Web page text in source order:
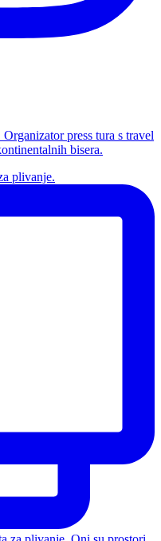
press tura s travel
bisera.
plivanje.